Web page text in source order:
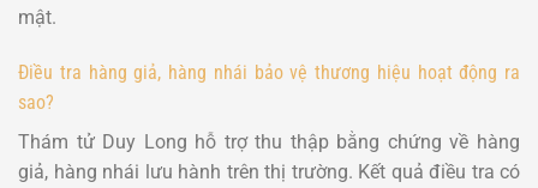
mật.
Điều tra hàng giả, hàng nhái bảo vệ thương hiệu hoạt động ra
sao?
Thám tử Duy Long hỗ trợ thu thập bằng chứng về hàng
giả, hàng nhái lưu hành trên thị trường. Kết quả điều tra có